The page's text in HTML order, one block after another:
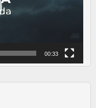
00:33